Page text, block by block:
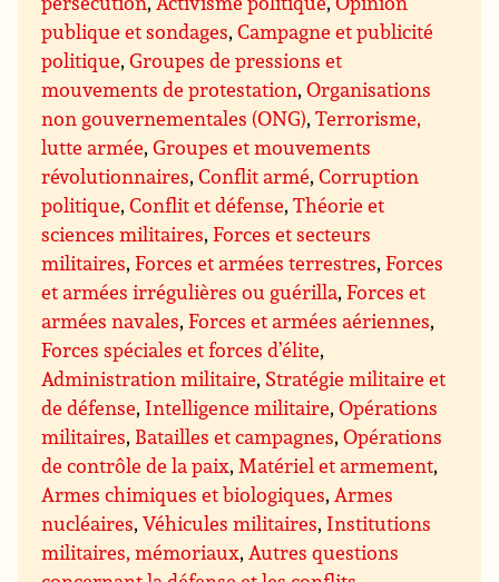
publique et sondages,Campagne et publicité
politique,Groupes de pressions et
mouvements de protestation,Organisations
non gouvernementales (ONG),Terrorisme,
lutte armée,Groupes et mouvements
révolutionnaires,Conflit armé,Corruption
politique,Conflit et défense,Théorie et
sciences militaires,Forces et secteurs
militaires,Forces et armées terrestres,Forces
et armées irrégulières ou guérilla,Forces et
armées navales,Forces et armées aériennes,
Forces spéciales et forces d’élite,
Administration militaire, Stratégie militaire et
de défense, Intelligence militaire,Opérations
militaires, Batailles et campagnes,Opérations
de contrôle de la paix,Matériel et armement,
Armes chimiques et biologiques,Armes
nucléaires,Véhicules militaires, Institutions
militaires, mémoriaux,Autres questions